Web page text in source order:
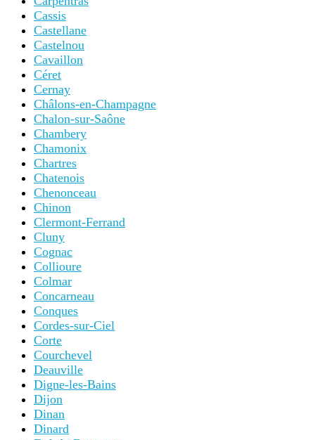
Cassis
Castellane
Castelnou
Cavaillon
Céret
Cernay
Châlons-en-Champagne
Chalon-sur-Saône
Chambery
Chamonix
Chartres
Chatenois
Chenonceau
Chinon
Clermont-Ferrand
Cluny
Cognac
Collioure
Colmar
Concarneau
Conques
Cordes-sur-Ciel
Corte
Courchevel
Deauville
Digne-les-Bains
Dijon
Dinan
Dinard